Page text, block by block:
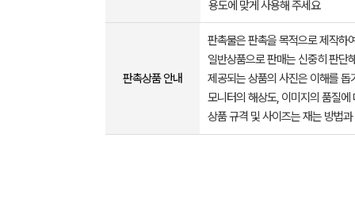
용도에 맞게 사용해 주세요
판촉상품 안내
판촉물은 판촉을 목적으로 제작하
일반상품으로 판매는 신중히 판단
제공되는 상품의 사진은 이해를
모니터의 해상도, 이미지의 품질
상품 규격 및 사이즈는 재는 방법